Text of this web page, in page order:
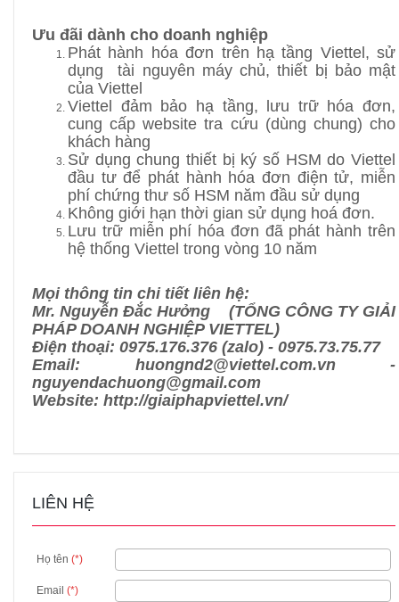
Ưu đãi dành cho doanh nghiệp
Phát hành hóa đơn trên hạ tầng Viettel, sử
dụng tài nguyên máy chủ, thiết bị bảo mật
của Viettel
Viettel đảm bảo hạ tầng, lưu trữ hóa đơn,
cung cấp website tra cứu (dùng chung) cho
khách hàng
Sử dụng chung thiết bị ký số HSM do Viettel
đầu tư để phát hành hóa đơn điện tử, miễn
phí chứng thư số HSM năm đầu sử dụng
Không giới hạn thời gian sử dụng hoá đơn.
Lưu trữ miễn phí hóa đơn đã phát hành trên
hệ thống Viettel trong vòng 10 năm
Mọi thông tin chi tiết liên hệ:
Mr. Nguyễn Đắc Hưởng (TỔNG CÔNG TY GIẢI
PHÁP DOANH NGHIỆP VIETTEL)
Điện thoại: 0975.176.376 (zalo) - 0975.73.75.77
Email: huongnd2@viettel.com.vn -
nguyendachuong@gmail.com
Website: http://giaiphapviettel.vn/
LIÊN HỆ
Họ tên (*)
Email (*)